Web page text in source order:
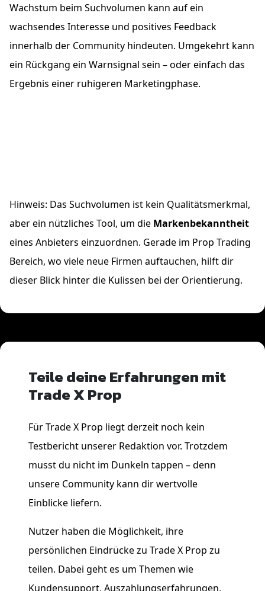
Wachstum beim Suchvolumen kann auf ein
wachsendes Interesse und positives Feedback
innerhalb der Community hindeuten. Umgekehrt kann
ein Rückgang ein Warnsignal sein – oder einfach das
Ergebnis einer ruhigeren Marketingphase.
Hinweis: Das Suchvolumen ist kein Qualitätsmerkmal,
aber ein nützliches Tool, um die Markenbekanntheit
eines Anbieters einzuordnen. Gerade im Prop Trading
Bereich, wo viele neue Firmen auftauchen, hilft dir
dieser Blick hinter die Kulissen bei der Orientierung.
Teile deine Erfahrungen mit
Trade X Prop
Für Trade X Prop liegt derzeit noch kein
Testbericht unserer Redaktion vor. Trotzdem
musst du nicht im Dunkeln tappen – denn
unsere Community kann dir wertvolle
Einblicke liefern.
Nutzer haben die Möglichkeit, ihre
persönlichen Eindrücke zu Trade X Prop zu
teilen. Dabei geht es um Themen wie
Kundensupport, Auszahlungserfahrungen,